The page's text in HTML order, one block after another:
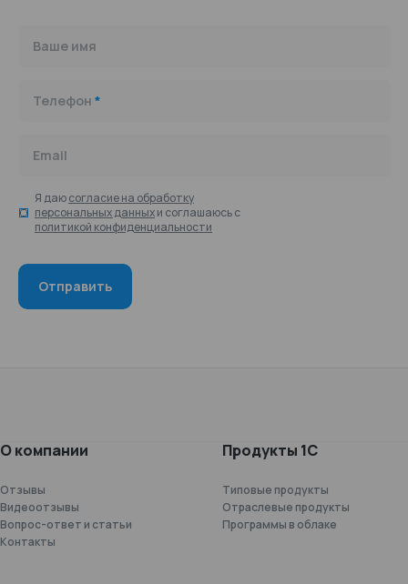
Ваше имя
Телефон *
Email
Я даюсогласие на обработку
персональных данныхи соглашаюсь с
политикой конфиденциальности
О компании
Отзывы
Видеоотзывы
Вопрос-ответ и статьи
Контакты
Продукты 1С
Типовые продукты
Отраслевые продукты
Программы в облаке